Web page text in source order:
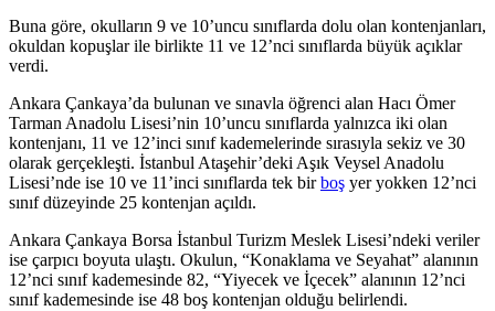
Buna göre, okulların 9 ve 10’uncu sınıflarda dolu olan kontenjanları,
okuldan kopuşlar ile birlikte 11 ve 12’nci sınıflarda büyük açıklar
verdi.
Ankara Çankaya’da bulunan ve sınavla öğrenci alan Hacı Ömer
Tarman Anadolu Lisesi’nin 10’uncu sınıflarda yalnızca iki olan
kontenjanı, 11 ve 12’inci sınıf kademelerinde sırasıyla sekiz ve 30
olarak gerçekleşti. İstanbul Ataşehir’deki Aşık Veysel Anadolu
Lisesi’nde ise 10 ve 11’inci sınıflarda tek birboş yer yokken 12’nci
sınıf düzeyinde 25 kontenjan açıldı.
Ankara Çankaya Borsa İstanbul Turizm Meslek Lisesi’ndeki veriler
ise çarpıcı boyuta ulaştı. Okulun, “Konaklama ve Seyahat” alanının
12’nci sınıf kademesinde 82, “Yiyecek ve İçecek” alanının 12’nci
sınıf kademesinde ise 48 boş kontenjan olduğu belirlendi.